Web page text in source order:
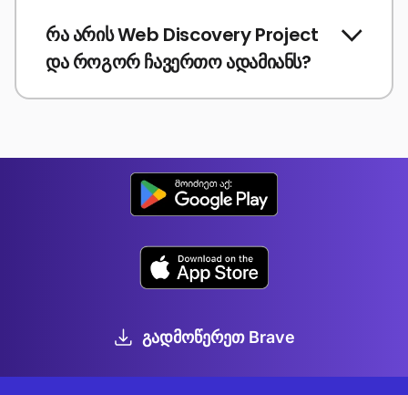
რა არის Web Discovery Project
და როგორ ჩავერთო ადამიანს?
გადმოწერეთ Brave